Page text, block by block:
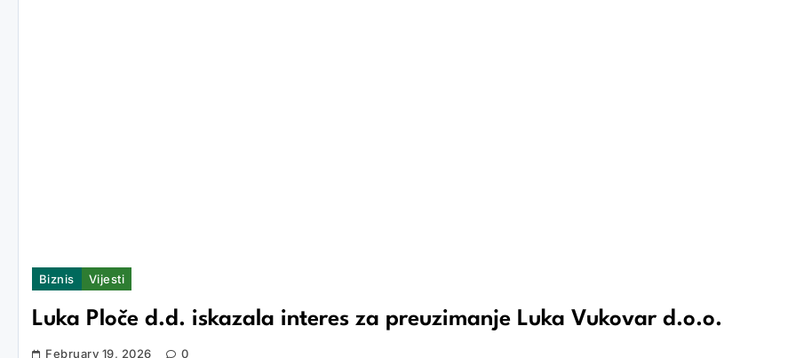
Biznis Vijesti
Luka Ploče d.d. iskazala interes za preuzimanje Luka Vukovar d.o.o.
February 19, 2026 0